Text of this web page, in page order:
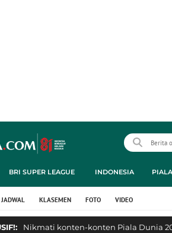
BRI SUPER LEAGUE INDONESIA
JADWAL KLASEMEN FOTO VIDEO
Nikmati konten-konten Piala Dunia